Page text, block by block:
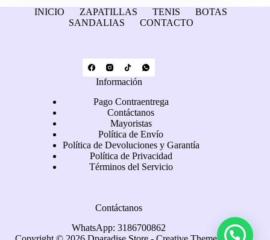
INICIO ZAPATILLAS TENIS
BOTAS
SANDALIAS
CONTACTO
Información
Pago Contraentrega
Contáctanos
Mayoristas
Política de Envío
Política de Devoluciones y Garantía
Política de Privacidad
Términos del Servicio
Contáctanos
WhatsApp: 3186700862